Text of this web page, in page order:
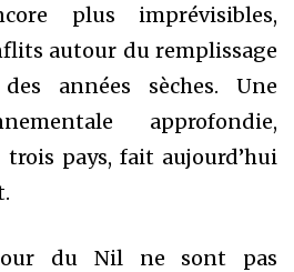
plus imprévisibles,
autour du remplissage
années sèches. Une
approfondie,
pays, fait aujourd’hui
du Nil ne sont pas